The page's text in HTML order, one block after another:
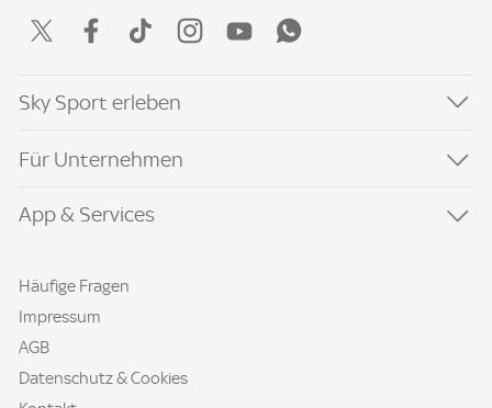
Sky Sport erleben
Für Unternehmen
App & Services
Häufige Fragen
Impressum
AGB
Datenschutz & Cookies